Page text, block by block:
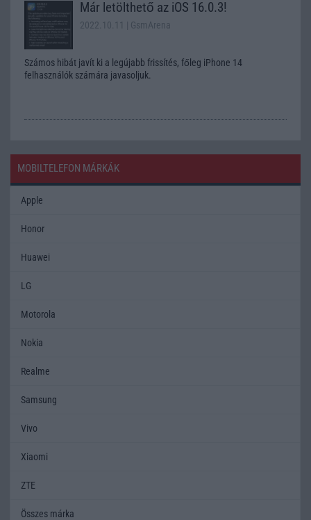
Már letölthető az iOS 16.0.3!
2022.10.11 | GsmArena
Számos hibát javít ki a legújabb frissítés, főleg iPhone 14
felhasználók számára javasoljuk.
MOBILTELEFON MÁRKÁK
Apple
Honor
Huawei
LG
Motorola
Nokia
Realme
Samsung
Vivo
Xiaomi
ZTE
Összes márka